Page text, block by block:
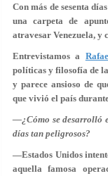
Con más de sesenta
una carpeta de
atravesar Venezuela, y
Entrevistamos a
políticas y filosofía de
y parece ansioso de
que vivió el país
—¿Cómo se desarrolló
días tan peligrosos?
—Estados Unidos
aquella famosa